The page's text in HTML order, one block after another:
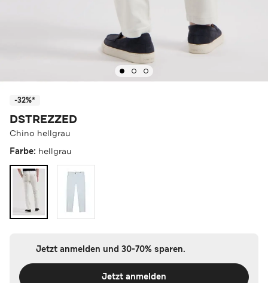
-32%*
DSTREZZED
Chino hellgrau
Farbe: hellgrau
Jetzt anmelden und 30-70% sparen.
Jetzt anmelden